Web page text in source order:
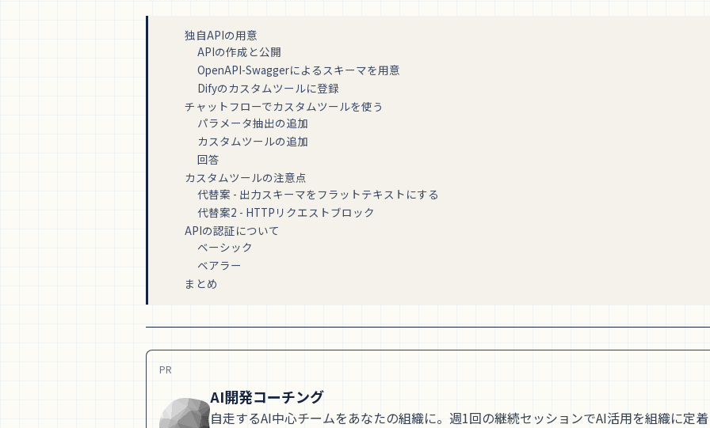
独自APIの用意
APIの作成と公開
OpenAPI-Swaggerによるスキーマを用意
Difyのカスタムツールに登録
チャットフローでカスタムツールを使う
パラメータ抽出の追加
カスタムツールの追加
回答
カスタムツールの注意点
代替案 - 出力スキーマをフラットテキストにする
代替案2 - HTTPリクエストブロック
APIの認証について
ベーシック
ベアラー
まとめ
PR
AI開発コーチング
自走するAI中心チームをあなたの組織に。週1回の継続セッションでAI活用を組織に定